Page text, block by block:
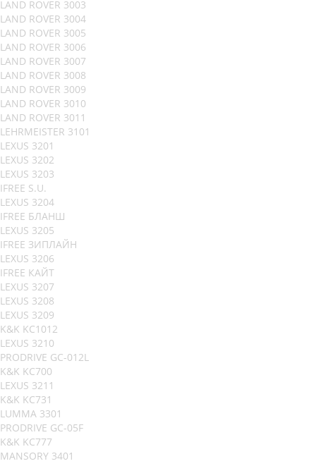
LAND ROVER 3003
LAND ROVER 3004
LAND ROVER 3005
LAND ROVER 3006
LAND ROVER 3007
LAND ROVER 3008
LAND ROVER 3009
LAND ROVER 3010
LAND ROVER 3011
LEHRMEISTER 3101
LEXUS 3201
LEXUS 3202
LEXUS 3203
IFREE S.U.
LEXUS 3204
IFREE БЛАНШ
LEXUS 3205
IFREE ЗИПЛАЙН
LEXUS 3206
IFREE КАЙТ
LEXUS 3207
LEXUS 3208
LEXUS 3209
K&K KC1012
LEXUS 3210
PRODRIVE GC-012L
K&K KC700
LEXUS 3211
K&K KC731
LUMMA 3301
PRODRIVE GC-05F
K&K KC777
MANSORY 3401